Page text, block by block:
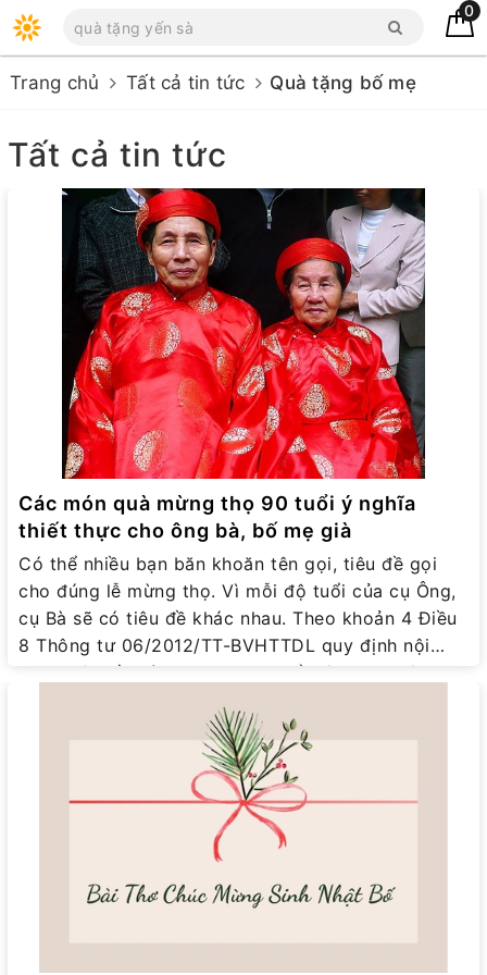
0
Trang chủ Tất cả tin tức Quà tặng bố mẹ
Tất cả tin tức
Các món quà mừng thọ 90 tuổi ý nghĩa
thiết thực cho ông bà, bố mẹ già
Có thể nhiều bạn băn khoăn tên gọi, tiêu đề gọi
cho đúng lễ mừng thọ. Vì mỗi độ tuổi của cụ Ông,
cụ Bà sẽ có tiêu đề khác nhau. Theo khoản 4 Điều
8 Thông tư 06/2012/TT-BVHTTDL quy định nội
dung tiêu đề mừng thọ được thể hiện theo độ
thọ; - Đủ 80 tuổi và đủ 85 tuổi: lễ mừng thượng
thọ; - Đủ 90 tuổi, đủ 95 tuổi và 100 tuổi trở lên: lễ
mừng thượng thượng thọ. - Trường hợp tổ chức lễ
mừng thọ chung đối với người cao tuổi thuộc
nhiều độ tuổi khác nhau thì nội dung tiêu đề ghi
chung là: Lễ mừng thọ Như vậy, theo phong tục và
văn hoá truyền thống và căn cứ theo quy định của